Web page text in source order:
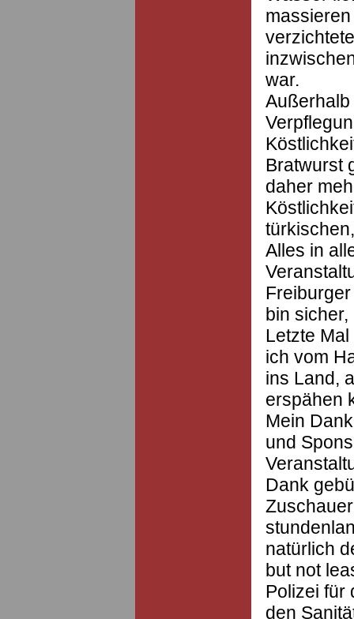
war.
Bratwurst
daher
Alles in
bin
Letzte
ich vom
ins Land,
erspähen
Mein
und
Dank
natürlich
but not
Polizei für
den